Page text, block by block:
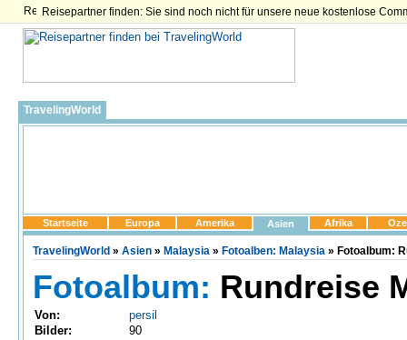
Reisepartner finden: Sie sind noch nicht für unsere neue kostenlose
TravelingWorld
Startseite Europa Amerika Asien Afrika
TravelingWorld » Asien » Malaysia » Fotoalben: Malaysia » Fotoalbum:
Fotoalbum: Rundreise
Von:
persil
Bilder:
90